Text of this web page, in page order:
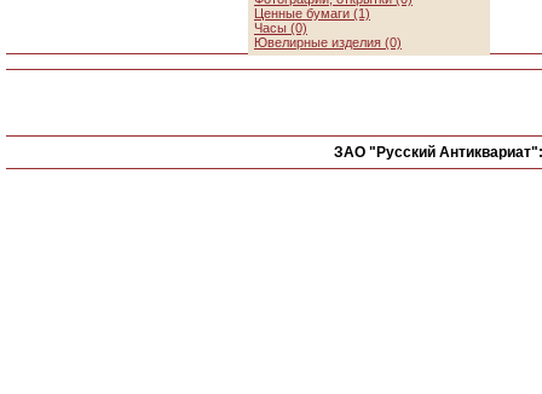
Ценные бумаги (1)
Часы (0)
Ювелирные изделия (0)
ЗАО "Русский Антиквариат":